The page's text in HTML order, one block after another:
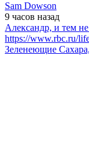
Sam Dowson
9 часов назад
Александр, и тем
https://www.rbc.ru/
Зеленеющие